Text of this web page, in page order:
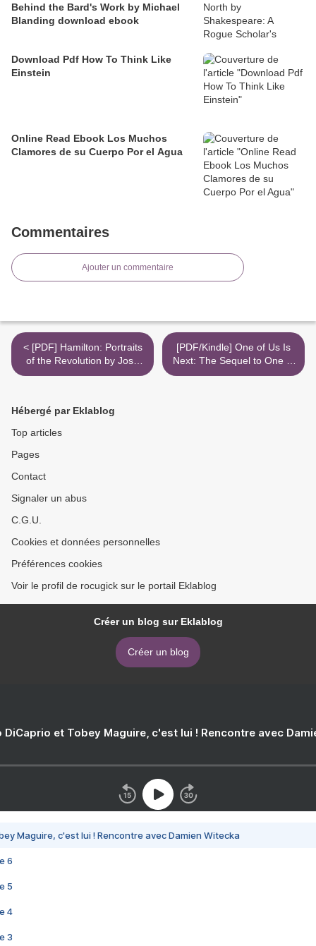
Behind the Bard's Work by Michael
Blanding download ebook
Download Pdf How To Think Like
Einstein
Online Read Ebook Los Muchos
Clamores de su Cuerpo Por el Agua
Commentaires
Ajouter un commentaire
< [PDF] Hamilton: Portraits
of the Revolution by Josh
Lehrer, Lin-Manuel
[PDF/Kindle] One of Us Is
Next: The Sequel to One of
Us Is Lying by Karen M.
Hébergé par Eklablog
Top articles
Pages
Contact
Signaler un abus
C.G.U.
Cookies et données personnelles
Préférences cookies
Voir le profil de rocugick sur le portail Eklablog
Créer un blog sur Eklablog
Créer un blog
DiCaprio et Tobey Maguire, c'est lui ! Rencontre avec
Maguire, c'est lui ! Rencontre avec Damien Witecka
6
5
4
3